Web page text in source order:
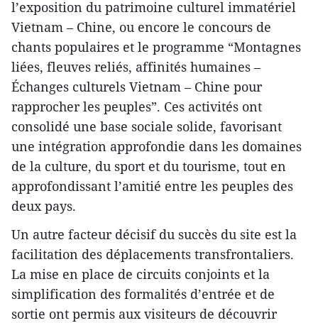
l’exposition du patrimoine culturel immatériel
Vietnam – Chine, ou encore le concours de
chants populaires et le programme “Montagnes
liées, fleuves reliés, affinités humaines –
Échanges culturels Vietnam – Chine pour
rapprocher les peuples”. Ces activités ont
consolidé une base sociale solide, favorisant
une intégration approfondie dans les domaines
de la culture, du sport et du tourisme, tout en
approfondissant l’amitié entre les peuples des
deux pays.
Un autre facteur décisif du succès du site est la
facilitation des déplacements transfrontaliers.
La mise en place de circuits conjoints et la
simplification des formalités d’entrée et de
sortie ont permis aux visiteurs de découvrir